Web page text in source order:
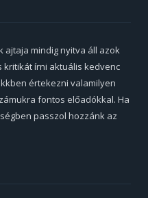
ajtaja mindig nyitva áll azok
írni aktuális kedvenc
értekezni valamilyen
fontos előadókkal. Ha
passzol hozzánk az